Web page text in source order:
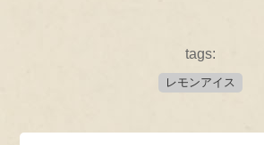
tags:
レモンアイス